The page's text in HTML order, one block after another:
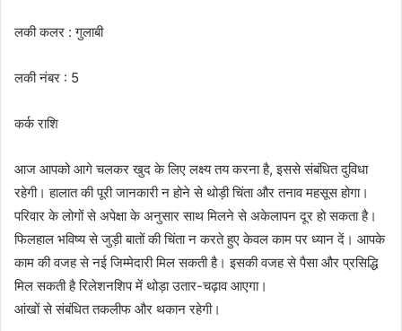
लकी कलर : गुलाबी
लकी नंबर : 5
कर्क राशि
आज आपको आगे चलकर खुद के लिए लक्ष्य तय करना है, इससे संबंधित दुविधा
रहेगी। हालात की पूरी जानकारी न होने से थोड़ी चिंता और तनाव महसूस होगा।
परिवार के लोगों से अपेक्षा के अनुसार साथ मिलने से अकेलापन दूर हो सकता है।
फिलहाल भविष्य से जुड़ी बातों की चिंता न करते हुए केवल काम पर ध्यान दें। आपके
काम की वजह से नई जिम्मेदारी मिल सकती है। इसकी वजह से पैसा और प्रसिद्धि
मिल सकती है रिलेशनशिप में थोड़ा उतार-चढ़ाव आएगा।
आंखों से संबंधित तकलीफ और थकान रहेगी।